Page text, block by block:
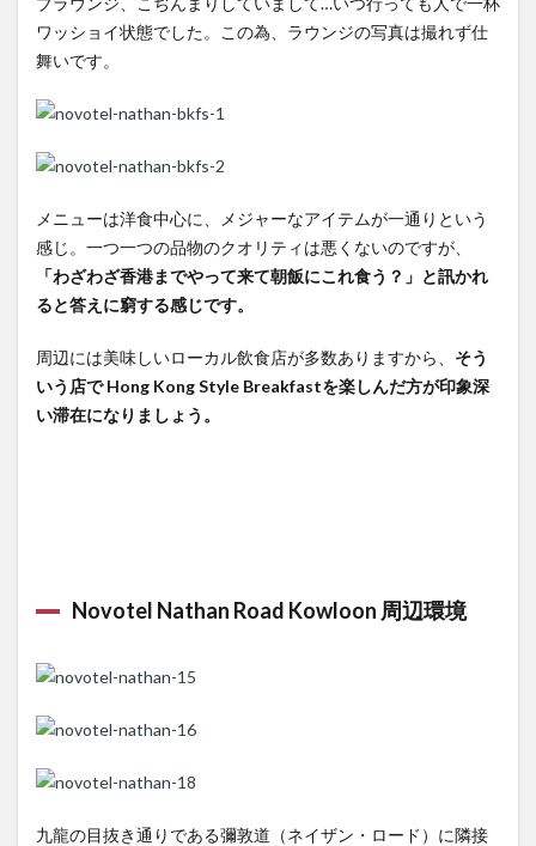
ワッショイ状態でした。この為、ラウンジの写真は撮れず仕
舞いです。
メニューは洋食中心に、メジャーなアイテムが一通りという
感じ。一つ一つの品物のクオリティは悪くないのですが、
「わざわざ香港までやって来て朝飯にこれ食う？」と訊かれ
ると答えに窮する感じです。
周辺には美味しいローカル飲食店が多数ありますから、 そう
いう店で Hong Kong Style Breakfastを楽しんだ方が印象深
い滞在になりましょう。
Novotel Nathan Road Kowloon 周辺環境
九龍の目抜き通りである彌敦道（ネイザン・ロード）に隣接